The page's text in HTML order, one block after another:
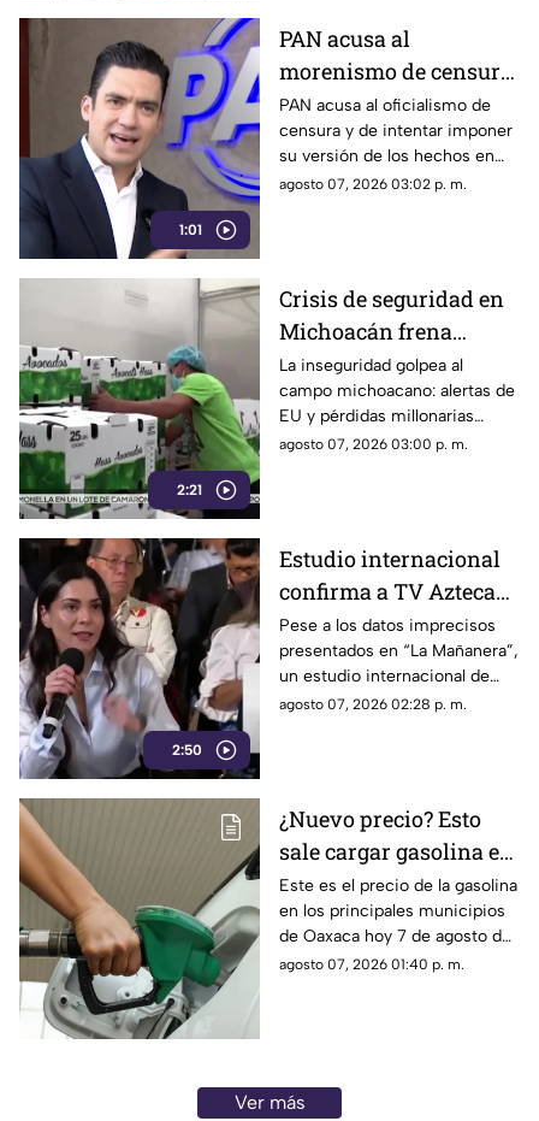
1:01
PAN acusa al
morenismo de censura
y de imponer narrativa
en el debate público
PAN acusa al oficialismo de
censura y de intentar imponer
su versión de los hechos en
medio del debate político
agosto 07, 2026 03:02 p. m.
2:21
Crisis de seguridad en
Michoacán frena
exportación de
aguacate y deja
pérdidas millonarias
La inseguridad golpea al
campo michoacano: alertas de
EU y pérdidas millonarias
afectan la exportación de
agosto 07, 2026 03:00 p. m.
2:50
Estudio internacional
confirma a TV Azteca
como el medio líder en
credibilidad y alcance
Pese a los datos imprecisos
presentados en “La Mañanera”,
un estudio internacional de
Reuters confirma que TV
agosto 07, 2026 02:28 p. m.
¿Nuevo precio? Esto
sale cargar gasolina en
Oaxaca este viernes 7
de agosto
Este es el precio de la gasolina
en los principales municipios
de Oaxaca hoy 7 de agosto de
2026; ten en cuenta que el
agosto 07, 2026 01:40 p. m.
Ver más